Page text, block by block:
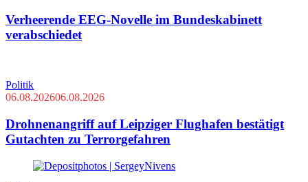
Verheerende EEG-Novelle im Bundeskabinett
verabschiedet
Politik
06.08.202606.08.2026
Drohnenangriff auf Leipziger Flughafen bestätigt
Gutachten zu Terrorgefahren